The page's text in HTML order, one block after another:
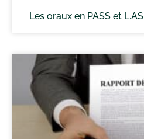
Les oraux en PASS et L.AS